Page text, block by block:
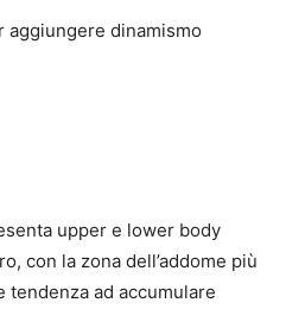
aggiungere dinamismo
upper e lower body
con la zona dell’addome più
tendenza ad accumulare